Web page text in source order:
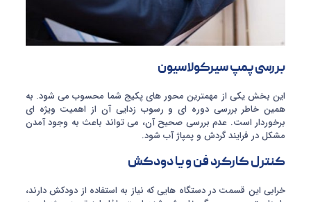
بررسی پمپ سیرکولاسیون
این بخش یکی از مهمترین محور های پکیج شما محسوب می شود. به
همین خاطر بررسی دوره ای و رسوب زدایی آن از اهمیت ویژه ای
برخوردار است. عدم بررسی صحیح آن، می تواند باعث به وجود آمدن
مشکل در فرایند گردش و پمپاژ آب شود.
کنترل کارکرد فن و یا دودکش
خرابی این قسمت در دستگاه هایی که نیاز به استفاده از دودکش دارند،